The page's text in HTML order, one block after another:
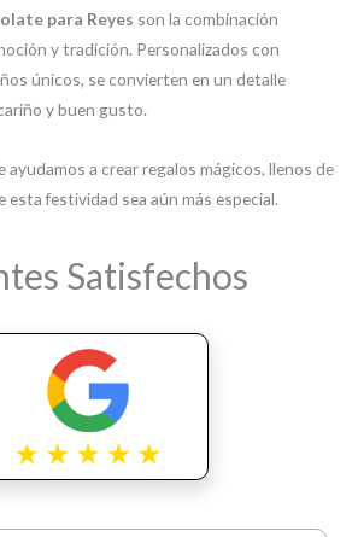
para Reyes son la combinación
y tradición. Personalizados con
únicos, se convierten en un detalle
y buen gusto.
ayudamos a crear regalos mágicos, llenos de
esta festividad sea aún más especial.
Satisfechos